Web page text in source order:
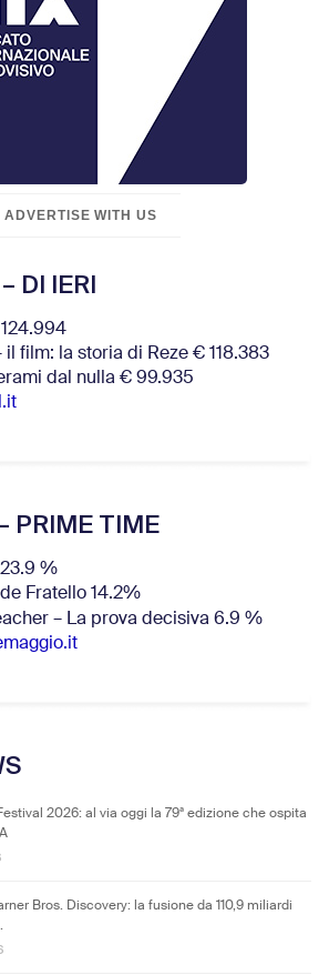
ADVERTISE WITH US
DI IERI
il film: la storia di Reze € 118.383
dal nulla € 99.935
PRIME TIME
%
Fratello 14.2%
– La prova decisiva 6.9 %
2026: al via oggi la 79ª edizione che ospita
Bros. Discovery: la fusione da 110,9 miliardi